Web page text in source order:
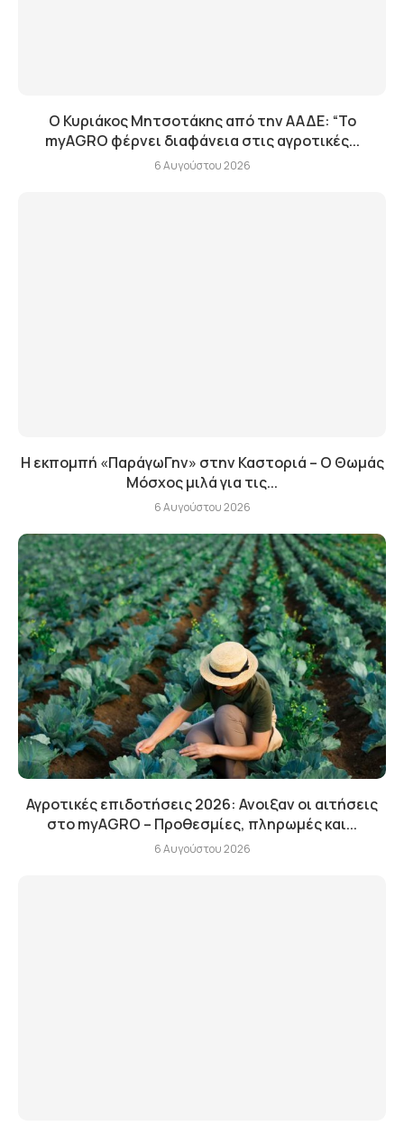
Ο Κυριάκος Μητσοτάκης από την ΑΑΔΕ: “Το
myAGRO φέρνει διαφάνεια στις αγροτικές...
6 Αυγούστου 2026
Η εκπομπή «ΠαράγωΓην» στην Καστοριά – Ο Θωμάς
Μόσχος μιλά για τις...
6 Αυγούστου 2026
Αγροτικές επιδοτήσεις 2026: Ανοιξαν οι αιτήσεις
στο myAGRO – Προθεσμίες, πληρωμές και...
6 Αυγούστου 2026